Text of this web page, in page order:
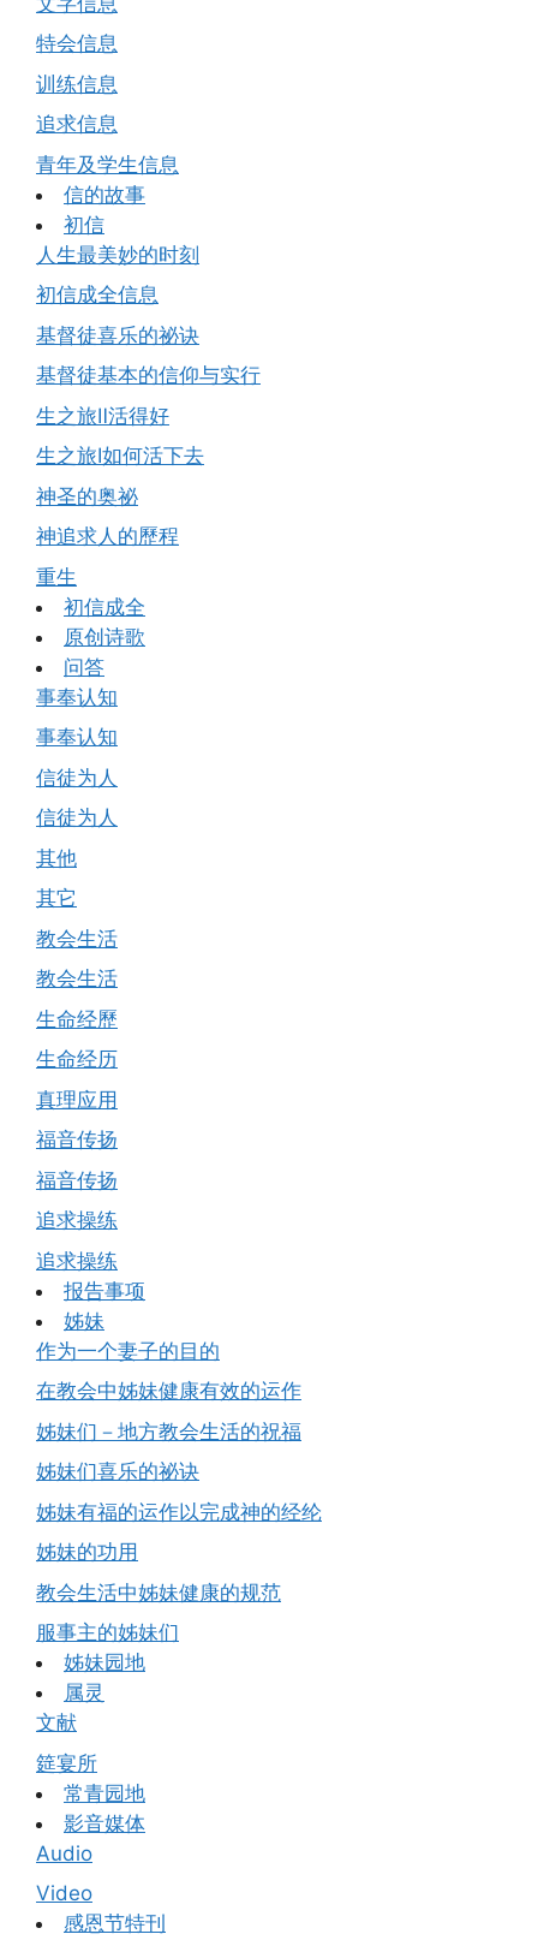
特会信息
训练信息
追求信息
青年及学生信息
信的故事
初信
人生最美妙的时刻
初信成全信息
基督徒喜乐的祕诀
基督徒基本的信仰与实行
生之旅Ⅱ活得好
生之旅Ⅰ如何活下去
神圣的奥祕
神追求人的歷程
重生
初信成全
原创诗歌
问答
事奉认知
事奉认知
信徒为人
信徒为人
其他
其它
教会生活
教会生活
生命经歷
生命经历
真理应用
福音传扬
福音传扬
追求操练
追求操练
报告事项
姊妹
作为一个妻子的目的
在教会中姊妹健康有效的运作
姊妹们－地方教会生活的祝福
姊妹们喜乐的祕诀
姊妹有福的运作以完成神的经纶
姊妹的功用
教会生活中姊妹健康的规范
服事主的姊妹们
姊妹园地
属灵
文献
筵宴所
常青园地
影音媒体
Audio
Video
感恩节特刊